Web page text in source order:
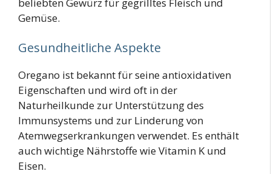
Gemüse.
Gesundheitliche Aspekte
Oregano ist bekannt für seine antioxidativen
Eigenschaften und wird oft in der
Naturheilkunde zur Unterstützung des
Immunsystems und zur Linderung von
Atemwegserkrankungen verwendet. Es enthält
auch wichtige Nährstoffe wie Vitamin K und
Eisen.